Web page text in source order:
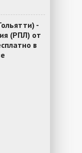
-
(РПЛ) от
в